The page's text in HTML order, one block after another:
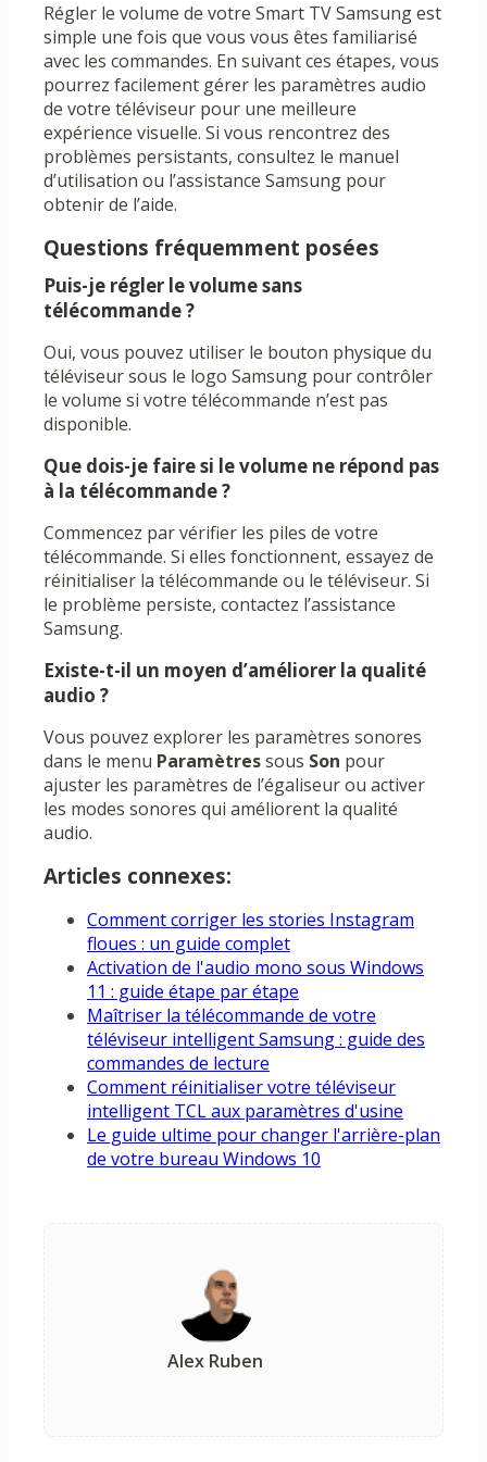
Régler le volume de votre Smart TV Samsung est
simple une fois que vous vous êtes familiarisé
avec les commandes. En suivant ces étapes, vous
pourrez facilement gérer les paramètres audio
de votre téléviseur pour une meilleure
expérience visuelle. Si vous rencontrez des
problèmes persistants, consultez le manuel
d’utilisation ou l’assistance Samsung pour
obtenir de l’aide.
Questions fréquemment posées
Puis-je régler le volume sans
télécommande ?
Oui, vous pouvez utiliser le bouton physique du
téléviseur sous le logo Samsung pour contrôler
le volume si votre télécommande n’est pas
disponible.
Que dois-je faire si le volume ne répond pas
à la télécommande ?
Commencez par vérifier les piles de votre
télécommande. Si elles fonctionnent, essayez de
réinitialiser la télécommande ou le téléviseur. Si
le problème persiste, contactez l’assistance
Samsung.
Existe-t-il un moyen d’améliorer la qualité
audio ?
Vous pouvez explorer les paramètres sonores
dans le menu Paramètressous Son pour
ajuster les paramètres de l’égaliseur ou activer
les modes sonores qui améliorent la qualité
audio.
Articles connexes:
Comment corriger les stories Instagram
floues : un guide complet
Activation de l'audio mono sous Windows
11 : guide étape par étape
Maîtriser la télécommande de votre
téléviseur intelligent Samsung : guide des
commandes de lecture
Comment réinitialiser votre téléviseur
intelligent TCL aux paramètres d'usine
Le guide ultime pour changer l'arrière-plan
de votre bureau Windows 10
Alex Ruben